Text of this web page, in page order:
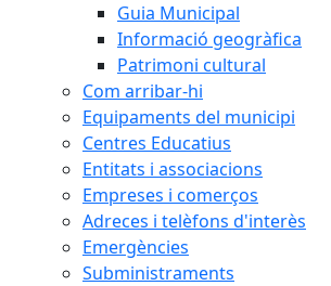
Guia Municipal
Informació geogràfica
Patrimoni cultural
Com arribar-hi
Equipaments del municipi
Centres Educatius
Entitats i associacions
Empreses i comerços
Adreces i telèfons d'interès
Emergències
Subministraments